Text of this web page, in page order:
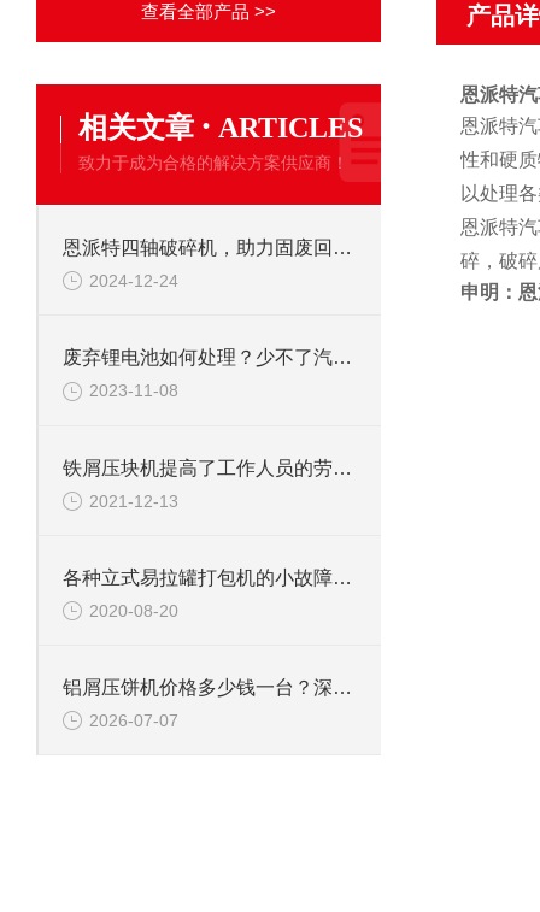
查看全部产品 >>
相关文章 · ARTICLES
致力于成为合格的解决方案供应商！
恩派特四轴破碎机，助力固废回收从高难度走向高效率！
2024-12-24
废弃锂电池如何处理？少不了汽车锂电池破碎机
2023-11-08
铁屑压块机提高了工作人员的劳动效率
2021-12-13
各种立式易拉罐打包机的小故障看完轻松解决
2020-08-20
铝屑压饼机价格多少钱一台？深度解析成本与价值，为什么恩派特是更优之选
2026-07-07
产品
恩派特
恩派特
性和硬
以处理
恩派特
碎，破
申明：